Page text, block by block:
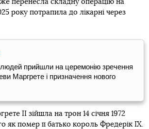
перенесла складну операцію на
року потрапила до лікарні через
людей прийшли на церемонію зречення
Маргрете і призначення нового
II зійшла на трон 14 січня 1972
як помер її батько король Фредерік IX.